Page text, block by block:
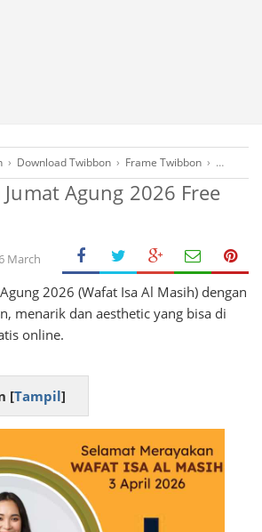
› Download Twibbon › Frame Twibbon › Free
Agung 2026 Free
March
2026 (Wafat Isa Al Masih) dengan
menarik dan aesthetic yang bisa di
online.
[Tampil]